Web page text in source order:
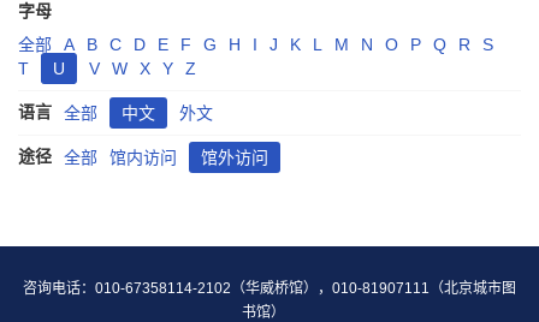
字母
全部
A B C D E F G H I J K L M N O P Q R
S
T
U V W X Y Z
语言 全部 中文 外文
途径 全部 馆内访问 馆外访问
咨询电话：010-67358114-2102（华威桥馆），010-81907111（北京城市图
书馆）